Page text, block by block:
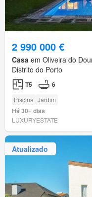
2 990 000 €
Casa em Oliveira do
Distrito do Porto
T5 6
Piscina Jardim
Há 30+ dias
LUXURYESTATE
Atualizado